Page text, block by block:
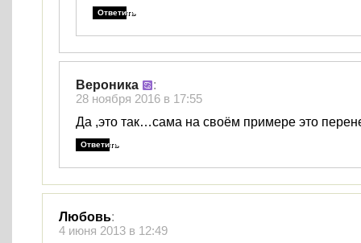
Ответить
Вероника :
28 ноября 2016 в 17:55
Да ,это так…сама на своём примере это
Ответить
Любовь:
4 июня 2013 в 12:49